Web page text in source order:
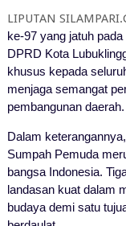
LIPUTAN
ke-97 yang jatuh
DPRD Kota
khusus kepada
menjaga semangat
pembangunan daerah.
Dalam
Sumpah Pemuda
bangsa Indonesia.
landasan kuat dalam
budaya demi satu